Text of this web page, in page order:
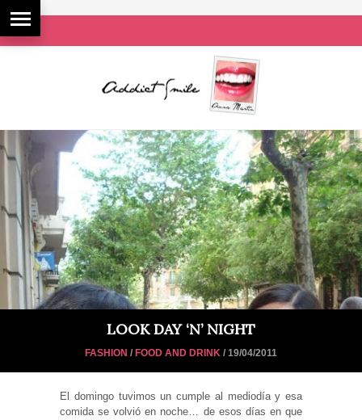
LOOK DAY ‘N’ NIGHT
FASHION / FOOD AND DRINK / 19/04/2011
El domingo tuvimos un cumple al mediodía y esa
comida se volvió en noche… de esos días en que